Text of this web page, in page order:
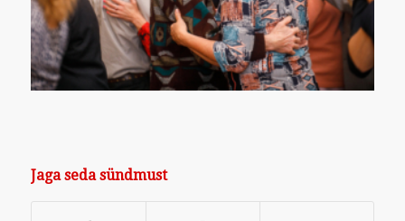
Jaga seda sündmust